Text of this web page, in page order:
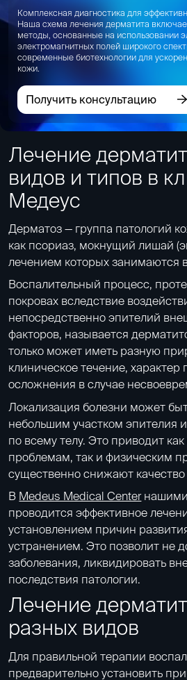
Комплексная диагностика для
Наша схема лечения дерматита
методы, основанные на использовании
электромагнитных полей широкого
современные биотехнологии для
кожи.
Получить консультацию
Лечение
видов и типов в
Медеус
Дерматоз — группа патологий
как псориаз, мокнущий лишай
лечением которых занимаются
Воспалительный процесс,
покровах вследствие
непосредственно эпителий
факторов, называется
только может иметь разную
клиническое течение, характер
осложнения в случае
Локализация болезни может
небольшим участком эпителия
по всему телу. Это приводит
проблемам, так и физическим
существенно снижают качество
В Medeus Medical Centerнашими
проводится эффективное
установлением причин
устранением. Это позволит не
заболевания, ликвидировать
последствия патологии.
Лечение
разных видов
Для правильной терапии
предварительно установить